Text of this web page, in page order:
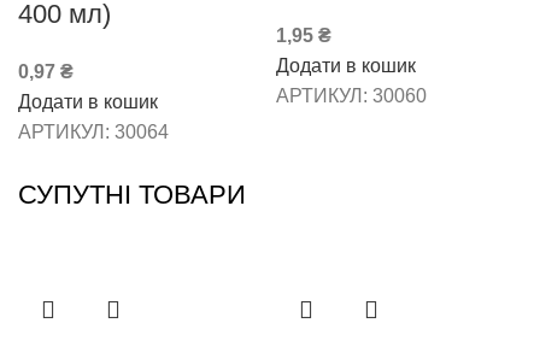
400 мл)
0,97 ₴
Додати в кошик
АРТИКУЛ: 30064
1,95 ₴
Додати в кошик
АРТИКУЛ: 30060
СУПУТНІ ТОВАРИ